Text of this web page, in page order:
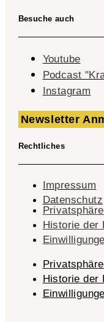
Besuche auch
Youtube
Podcast
Instagram
Newsletter
Rechtliches
Impressum
Datenschutz
Historie der
Historie der